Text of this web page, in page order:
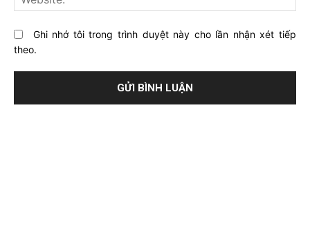
Ghi nhớ tôi trong trình duyệt này cho lần nhận xét tiếp
theo.